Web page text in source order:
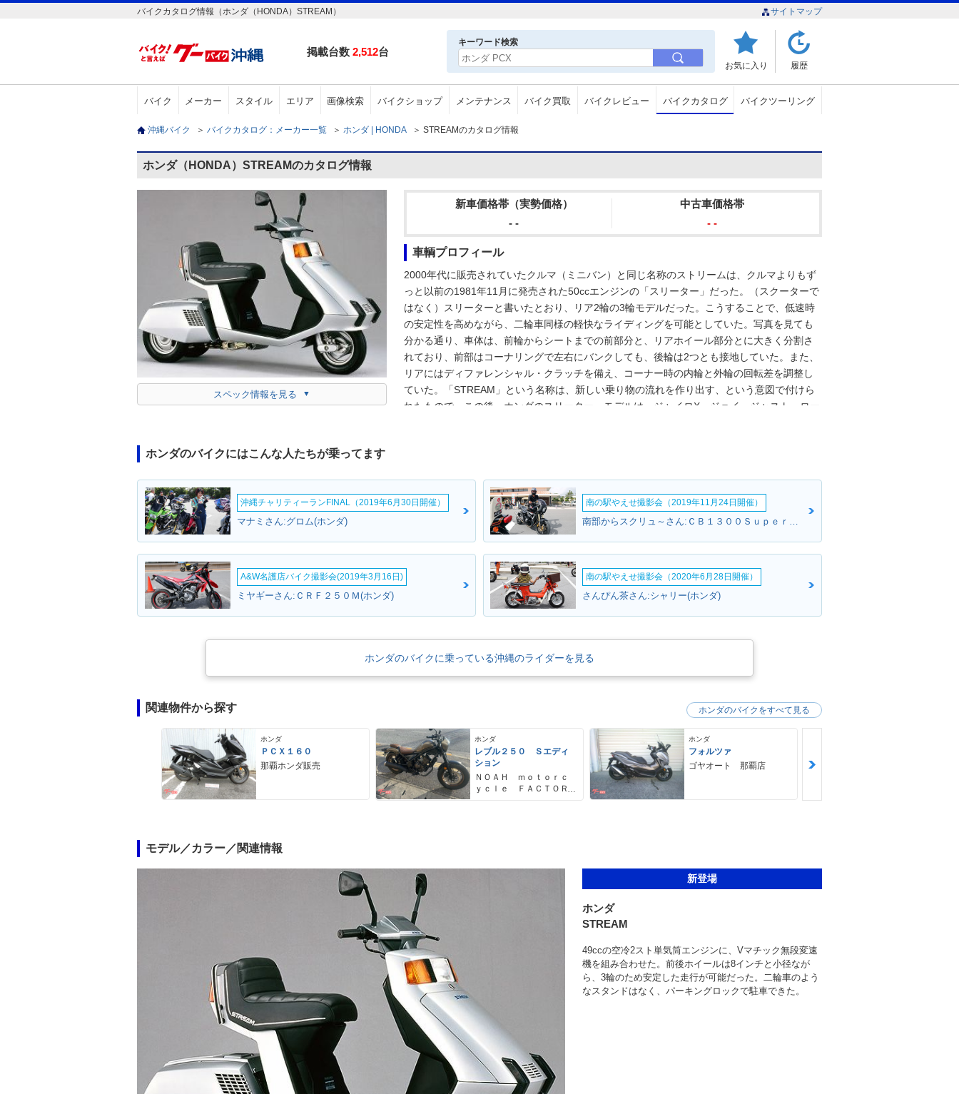
バイクカタログ情報（ホンダ（HONDA）STREAM） サイトマップ
掲載台数 2,512台
キーワード検索
お気に入り 履歴
バイク メーカー スタイル エリア 画像検索 バイクショップ メンテナンス バイク買取 バイクレビュー バイクカタログ バイクツーリング
沖縄バイク ＞ バイクカタログ：メーカー一覧 ＞ ホンダ | HONDA ＞ STREAMのカタログ情報
ホンダ（HONDA）STREAMのカタログ情報
スペック情報を見る
新車価格帯（実勢価格）
- -
中古車価格帯
- -
車輌プロフィール
2000年代に販売されていたクルマ（ミニバン）と同じ名称のストリームは、クルマよりもず
っと以前の1981年11月に発売された50ccエンジンの「スリーター」だった。（スクーターで
はなく）スリーターと書いたとおり、リア2輪の3輪モデルだった。こうすることで、低速時
の安定性を高めながら、二輪車同様の軽快なライディングを可能としていた。写真を見ても
分かる通り、車体は、前輪からシートまでの前部分と、リアホイール部分とに大きく分割さ
れており、前部はコーナリングで左右にバンクしても、後輪は2つとも接地していた。また、
リアにはディファレンシャル・クラッチを備え、コーナー時の内輪と外輪の回転差を調整し
ていた。「STREAM」という名称は、新しい乗り物の流れを作り出す、という意図で付けら
れたもので、この後、ホンダのスリーター・モデルは、ジャイロX、ジョイ、ジャスト、ロー
ホンダのバイクにはこんな人たちが乗ってます
沖縄チャリティーランFINAL（2019年6月30日開催）
マナミさん:グロム(ホンダ)
南の駅やえせ撮影会（2019年11月24日開催）
南部からスクリュ～さん:ＣＢ１３００Ｓｕｐｅｒ Ｆｏｕｒ(ホンダ)
A&W名護店バイク撮影会(2019年3月16日)
ミヤギーさん:ＣＲＦ２５０Ｍ(ホンダ)
南の駅やえせ撮影会（2020年6月28日開催）
さんぴん茶さん:シャリー(ホンダ)
ホンダのバイクに乗っている沖縄のライダーを見る
関連物件から探す
ホンダ
ＰＣＸ１６０
那覇ホンダ販売
ホンダ
レブル２５０ Ｓエディ
ション
ＮＯＡＨ ｍｏｔｏｒｃ
ｙｃｌｅ ＦＡＣＴＯＲ
ホンダ
フォルツァ
ゴヤオート 那覇店
ホンダのバイクをすべて見る
モデル／カラー／関連情報
新登場
ホンダ
STREAM
49ccの空冷2スト単気筒エンジンに、Vマチック無段変速
機を組み合わせた。前後ホイールは8インチと小径なが
ら、3輪のため安定した走行が可能だった。二輪車のよう
なスタンドはなく、パーキングロックで駐車できた。